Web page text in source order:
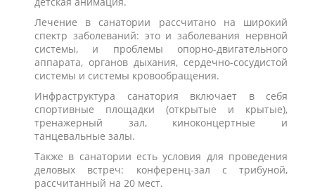
Лечение в санатории рассчитано на широкий
спектр заболеваний: это и заболевания нервной
системы, и проблемы опорно-двигательного
аппарата, органов дыхания, сердечно-сосудистой
системы и системы кровообращения.
Инфраструктура санатория включает в себя
спортивные площадки (открытые и крытые),
тренажерный зал, киноконцертные и
танцевальные залы.
Также в санатории есть условия для проведения
деловых встреч: конференц-зал с трибуной,
рассчитанный на 20 мест.